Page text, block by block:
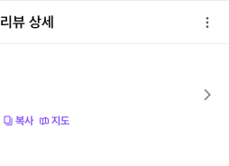
리뷰 상세
복사
지도